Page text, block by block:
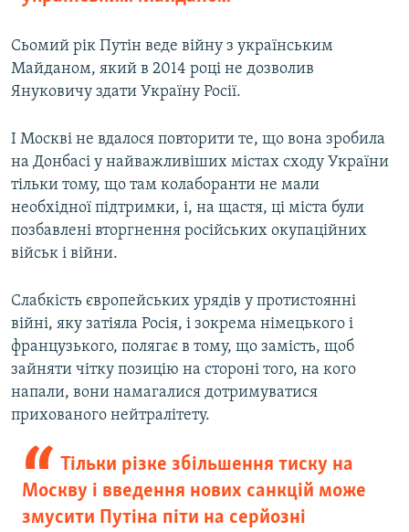
Сьомий рік Путін веде війну з українським
Майданом, який в 2014 році не дозволив
Януковичу здати Україну Росії.
І Москві не вдалося повторити те, що вона зробила
на Донбасі у найважливіших містах сходу України
тільки тому, що там колаборанти не мали
необхідної підтримки, і, на щастя, ці міста були
позбавлені вторгнення російських окупаційних
військ і війни.
Слабкість європейських урядів у протистоянні
війні, яку затіяла Росія, і зокрема німецького і
французького, полягає в тому, що замість, щоб
зайняти чітку позицію на стороні того, на кого
напали, вони намагалися дотримуватися
прихованого нейтралітету.
Тільки різке збільшення тиску на
Москву і введення нових санкцій може
змусити Путіна піти на серйозні